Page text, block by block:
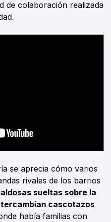
de colaboración realizada
se aprecia cómo varios
rivales de los barrios
sueltas sobre la
cascotazos
había familias con